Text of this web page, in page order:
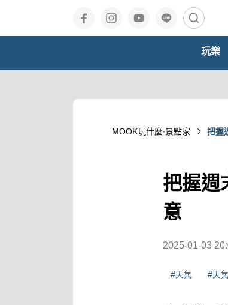
玩樂
MOOK玩什麼‧景點家 把握
把握週
意
2025-01-03
#天氣 #天